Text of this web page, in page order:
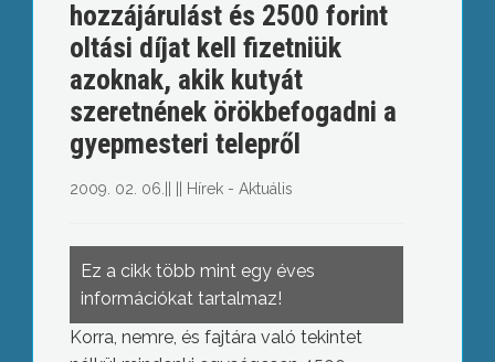
hozzájárulást és 2500 forint
oltási díjat kell fizetniük
azoknak, akik kutyát
szeretnének örökbefogadni a
gyepmesteri telepről
2009. 02. 06. Hírek - Aktuális
Ez a cikk több mint egy éves
információkat tartalmaz!
Korra, nemre, és fajtára való tekintet